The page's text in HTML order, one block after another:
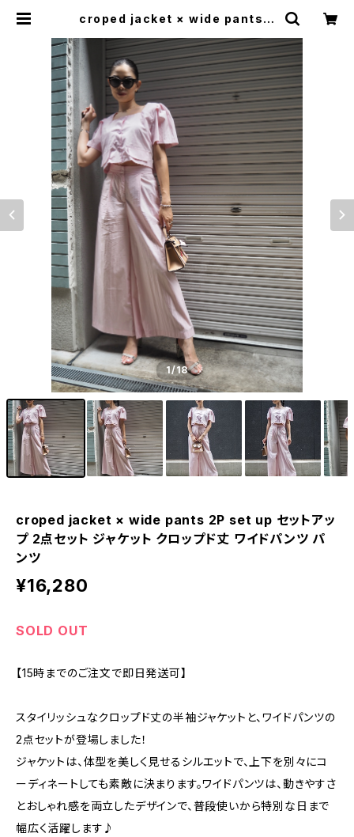
croped jacket × wide pants 2
ャケット クロップド丈 ワイドパンツ
パンツ | LOOSEHOUSE
1/18
croped jacket × wide pants 2P set up セットアッ
プ 2点セット ジャケット クロップド丈 ワイドパンツ パ
ンツ
¥16,280
SOLD OUT
【15時までのご注文で即日発送可】
スタイリッシュなクロップド丈の半袖ジャケットと、ワイドパンツの
2点セットが登場しました！
ジャケットは、体型を美しく見せるシルエットで、上下を別々にコ
ーディネートしても素敵に決まります。ワイドパンツは、動きやすさ
とおしゃれ感を両立したデザインで、普段使いから特別な日まで
幅広く活躍します♪